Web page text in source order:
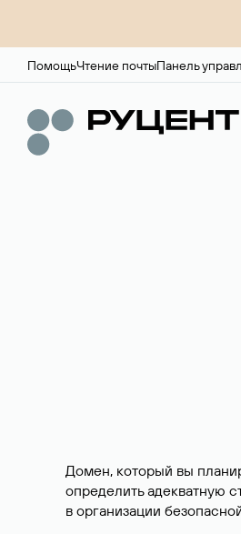
ПомощьЧтение почтыПанель
Домен, который вы
определить адекватную
в организации